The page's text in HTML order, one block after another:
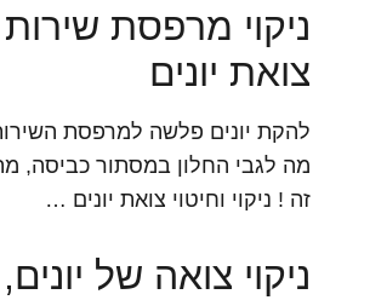
ניקוי מרפסת
צואת יונים
להקת יונים פלשה למרפסת
מה לגבי החלון במסתור כביסה,
זה ! ניקוי וחיטוי צואת יונים …
ניקוי צואה של